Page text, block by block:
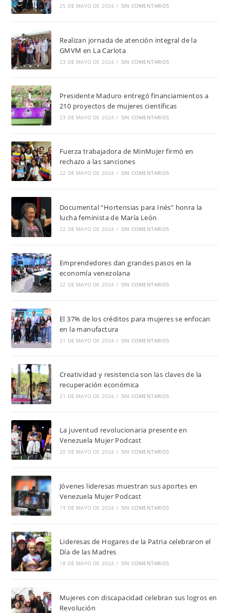
25 DE MAYO DE 2024 / SIN COMENTARIOS
Realizan jornada de atención integral de la
GMVM en La Carlota
23 DE MAYO DE 2024 / SIN COMENTARIOS
Presidente Maduro entregó financiamientos a
210 proyectos de mujeres científicas
23 DE MAYO DE 2024 / SIN COMENTARIOS
Fuerza trabajadora de MinMujer firmó en
rechazo a las sanciones
22 DE MAYO DE 2024 / SIN COMENTARIOS
Documental “Hortensias para Inés” honra la
lucha feminista de María León
22 DE MAYO DE 2024 / SIN COMENTARIOS
Emprendedores dan grandes pasos en la
economía venezolana
22 DE MAYO DE 2024 / SIN COMENTARIOS
El 37% de los créditos para mujeres se enfocan
en la manufactura
21 DE MAYO DE 2024 / SIN COMENTARIOS
Creatividad y resistencia son las claves de la
recuperación económica
21 DE MAYO DE 2024 / SIN COMENTARIOS
La juventud revolucionaria presente en
Venezuela Mujer Podcast
20 DE MAYO DE 2024 / SIN COMENTARIOS
Jóvenes lideresas muestran sus aportes en
Venezuela Mujer Podcast
19 DE MAYO DE 2024 / SIN COMENTARIOS
Lideresas de Hogares de la Patria celebraron el
Día de las Madres
18 DE MAYO DE 2024 / SIN COMENTARIOS
Mujeres con discapacidad celebran sus logros en
Revolución